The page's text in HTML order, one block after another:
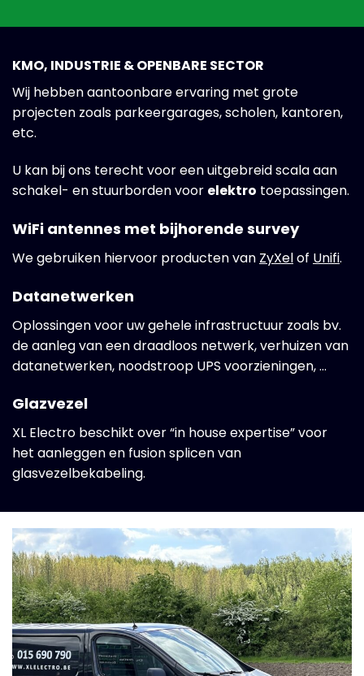
KMO, INDUSTRIE & OPENBARE SECTOR
Wij hebben aantoonbare ervaring met grote
projecten zoals parkeergarages, scholen, kantoren,
etc.
U kan bij ons terecht voor een uitgebreid scala aan
schakel- en stuurborden voor elektro toepassingen.
WiFi antennes met bijhorende survey
We gebruiken hiervoor producten van ZyXelof Unifi.
Datanetwerken
Oplossingen voor uw gehele infrastructuur zoals bv.
de aanleg van een draadloos netwerk, verhuizen van
datanetwerken, noodstroop UPS voorzieningen, …
Glazvezel
XL Electro beschikt over “in house expertise” voor
het aanleggen en fusion splicen van
glasvezelbekabeling.